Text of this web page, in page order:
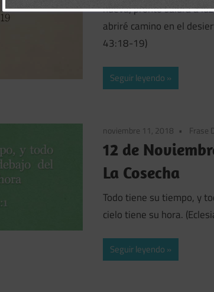
nueva; pronto saldrá a
abriré camino en el
43:18-19)
Seguir leyendo
noviembre 11, 2018 Frase
12 de
La Cosecha
Todo tiene su tiempo, y
cielo tiene su hora.
Seguir leyendo